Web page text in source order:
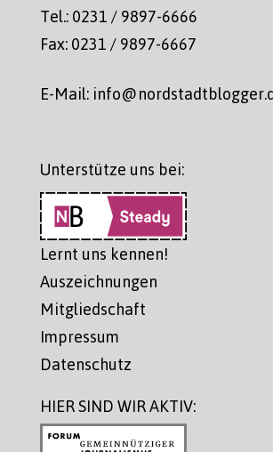
Tel.: 0231 / 9897-6666
Fax: 0231 / 9897-6667
E-Mail:
Unterstütze uns bei:
Lernt uns kennen!
Auszeichnungen
Mitgliedschaft
Impressum
Datenschutz
HIER SIND WIR AKTIV: